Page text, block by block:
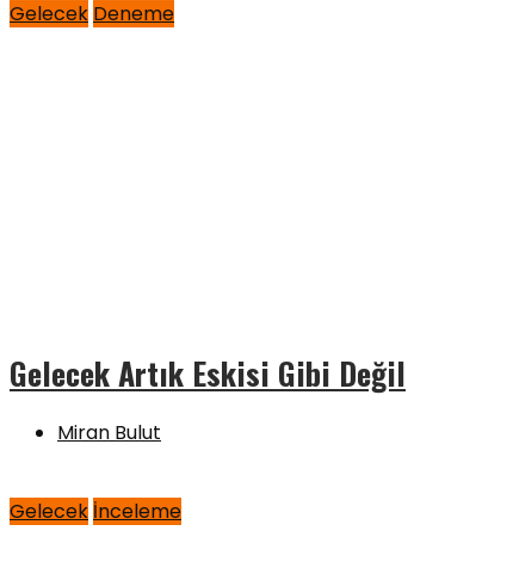
Gelecek Deneme
Gelecek Artık Eskisi Gibi Değil
Miran Bulut
Gelecek İnceleme